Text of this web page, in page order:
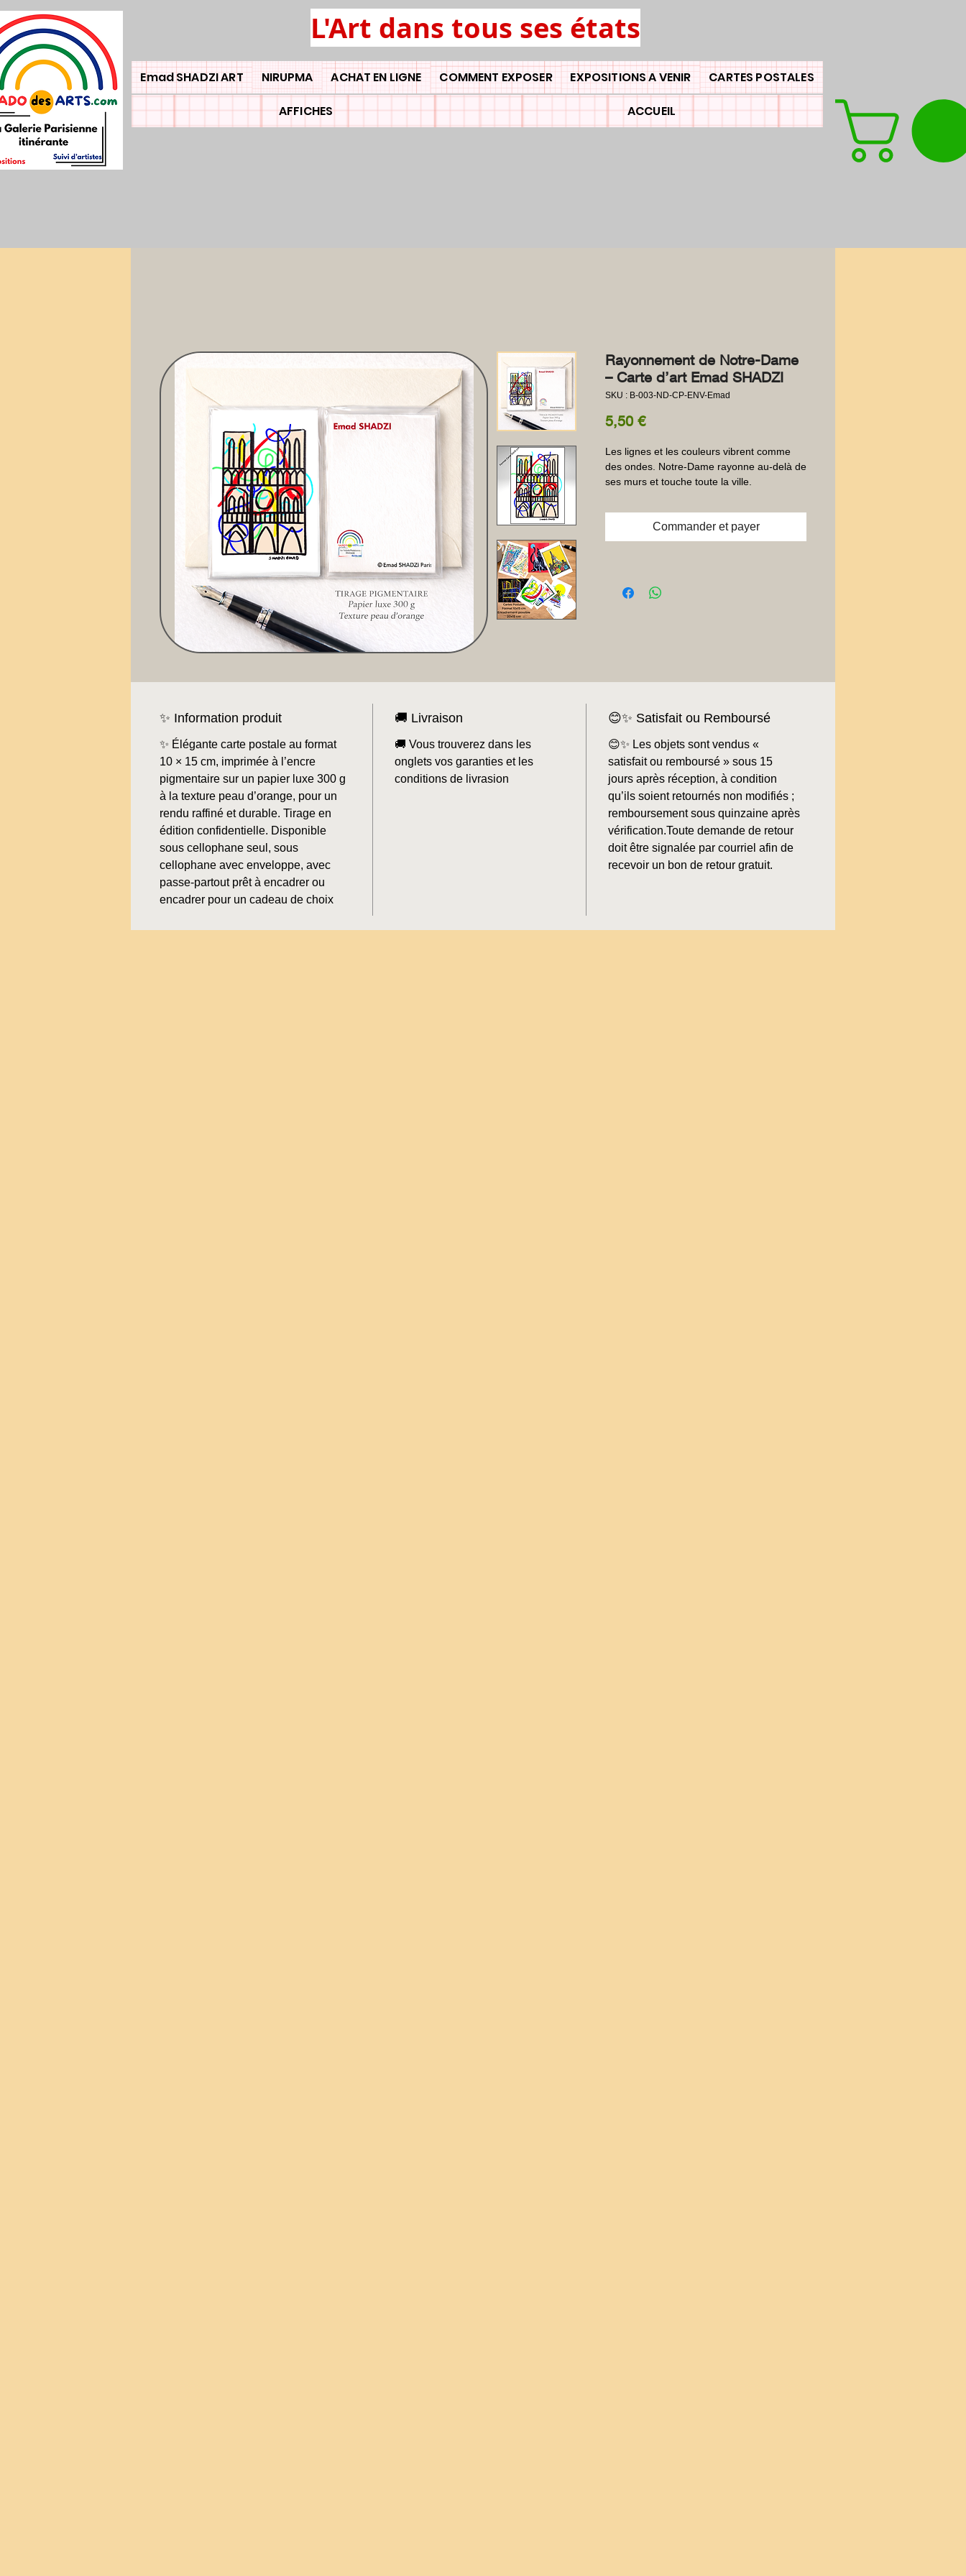
L'Art dans tous ses états
Emad SHADZI ART NIRUPMA ACHAT EN LIGNE COMMENT EXPOSER EXPOSITIONS A VENIR CARTES POSTALES
AFFICHES ACCUEIL
Rayonnement de Notre-Dame
– Carte d’art Emad SHADZI
SKU : B-003-ND-CP-ENV-Emad
5,50 €Prix
Les lignes et les couleurs vibrent comme
des ondes. Notre-Dame rayonne au-delà de
ses murs et touche toute la ville.
Commander et payer
✨ Information produit
✨ Élégante carte postale au format
10 × 15 cm, imprimée à l’encre
pigmentaire sur un papier luxe 300 g
à la texture peau d’orange, pour un
rendu raffiné et durable. Tirage en
édition confidentielle. Disponible
sous cellophane seul, sous
cellophane avec enveloppe, avec
passe-partout prêt à encadrer ou
encadrer pour un cadeau de choix
🚚 Livraison
🚚 Vous trouverez dans les
onglets vos garanties et les
conditions de livrasion
😊✨ Satisfait ou Remboursé
😊✨ Les objets sont vendus «
satisfait ou remboursé » sous 15
jours après réception, à condition
qu’ils soient retournés non modifiés ;
remboursement sous quinzaine après
vérification.Toute demande de retour
doit être signalée par courriel afin de
recevoir un bon de retour gratuit.